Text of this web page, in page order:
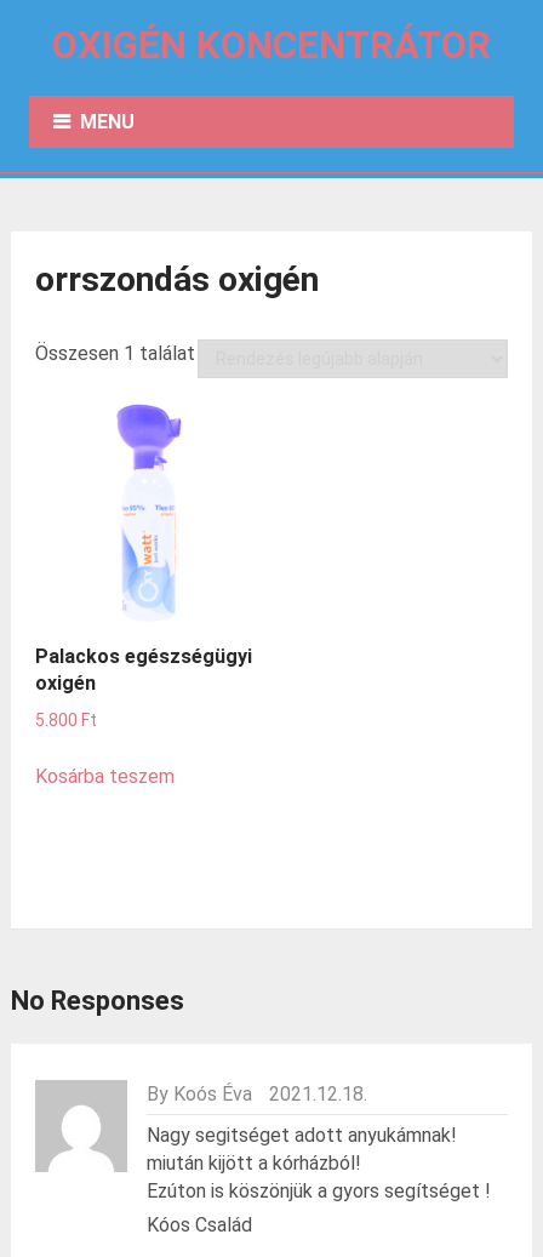
OXIGÉN KONCENTRÁTOR
MENU
orrszondás oxigén
Összesen 1 találat
Palackos egészségügyi
oxigén
5.800 Ft
Kosárba teszem
No Responses
By Koós Éva
2021.12.18.
Nagy segitséget adott anyukámnak!
miután kijött a kórházból!
Ezúton is köszönjük a gyors segítséget !
Kóos Család